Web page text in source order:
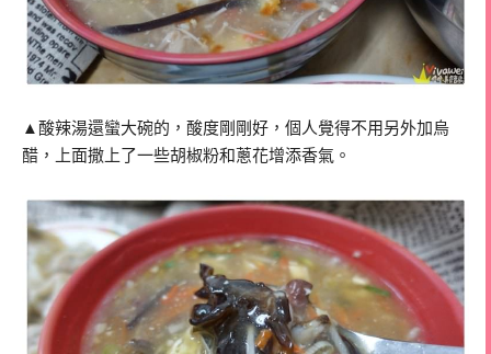
▲酸辣湯還蠻大碗的，酸度剛剛好，個人覺得不用另外加烏
醋，上面撒上了一些胡椒粉和蔥花增添香氣。